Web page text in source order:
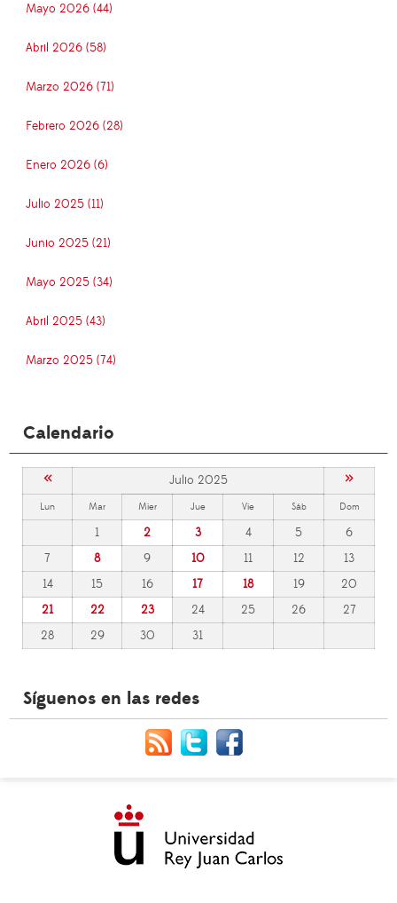
Mayo 2026 (44)
Abril 2026 (58)
Marzo 2026 (71)
Febrero 2026 (28)
Enero 2026 (6)
Julio 2025 (11)
Junio 2025 (21)
Mayo 2025 (34)
Abril 2025 (43)
Marzo 2025 (74)
Calendario
« Julio 2025 »
Lun Mar Mier Jue Vie Sáb Dom
1 2 3 4 5
6
7
8 9 10 11 12
13
14
15 16 17 18 19
20
21
22 23 24 25 26
27
28
29 30 31
Síguenos en las redes